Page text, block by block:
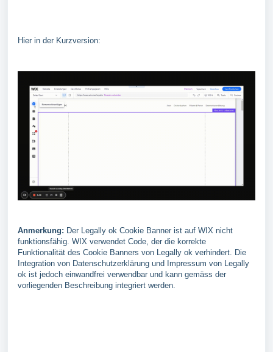
Hier in der Kurzversion:
Anmerkung: Der Legally ok Cookie Banner ist auf WIX nicht
funktionsfähig. WIX verwendet Code, der die korrekte
Funktionalität des Cookie Banners von Legally ok verhindert. Die
Integration von Datenschutzerklärung und Impressum von Legally
ok ist jedoch einwandfrei verwendbar und kann gemäss der
vorliegenden Beschreibung integriert werden.